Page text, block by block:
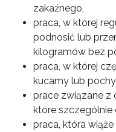
zakaźnego,
praca, w której
podnosić lub
kilogramów bez
praca, w której
kucamy lub
prace związane z
które szczególnie
praca, która